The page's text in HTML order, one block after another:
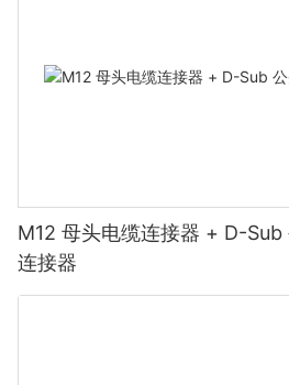
M12 母头电缆连接器 + D-Sub
连接器